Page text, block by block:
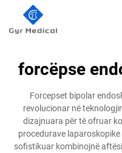
forcëpse
Forcepset bipolar
revolucionar në
dizajnuara për të ofruar
procedurave
sofistikuar kombinojnë